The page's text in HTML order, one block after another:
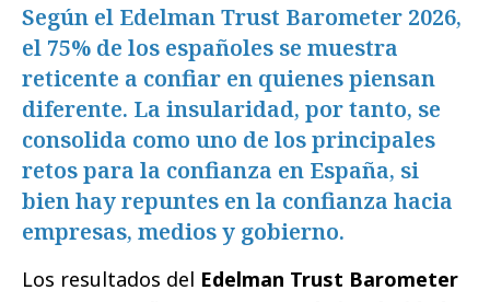
Según el Edelman Trust Barometer 2026,
el 75% de los españoles se muestra
reticente a confiar en quienes piensan
diferente. La insularidad, por tanto, se
consolida como uno de los principales
retos para la confianza en España, si
bien hay repuntes en la confianza hacia
empresas, medios y gobierno.
Los resultados del Edelman Trust Barometer